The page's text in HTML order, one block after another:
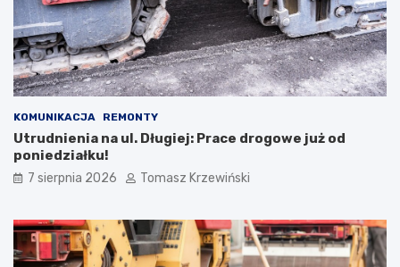
KOMUNIKACJA REMONTY
Utrudnienia na ul. Długiej: Prace drogowe już od
poniedziałku!
7 sierpnia 2026 Tomasz Krzewiński